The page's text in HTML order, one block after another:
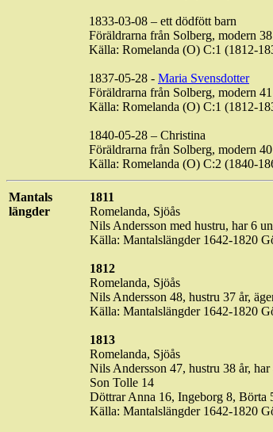
1833-03-08 – ett dödfött barn
Föräldrarna från Solberg, modern 38
Källa: Romelanda (O) C:1 (1812-
1837-05-28 - Maria Svensdotter
Föräldrarna från Solberg, modern 41
Källa: Romelanda (O) C:1 (1812-
1840-05-28 – Christina
Föräldrarna från Solberg, modern
Källa: Romelanda (O) C:2 (1840-
Mantals
längder
1811
Romelanda, Sjöås
Nils Andersson med hustru, har 6
Källa: Mantalslängder 1642-1820
1812
Romelanda, Sjöås
Nils Andersson 48, hustru 37 år,
Källa: Mantalslängder 1642-1820
1813
Romelanda, Sjöås
Nils Andersson 47, hustru 38 år,
Son Tolle 14
Döttrar Anna 16, Ingeborg 8, Börta
Källa: Mantalslängder 1642-1820